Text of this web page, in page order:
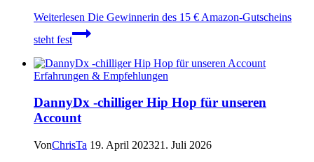
Weiterlesen Die Gewinnerin des 15 € Amazon-Gutscheins
steht fest
Erfahrungen & Empfehlungen
DannyDx -chilliger Hip Hop für unseren
Account
VonChrisTa 19. April 202321. Juli 2026